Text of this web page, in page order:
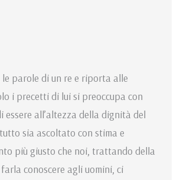
le parole di un re e riporta alle
i precetti di lui si preoccupa con
all’altezza della dignità del
sia ascoltato con stima e
più giusto che noi, trattando della
conoscere agli uomini, ci